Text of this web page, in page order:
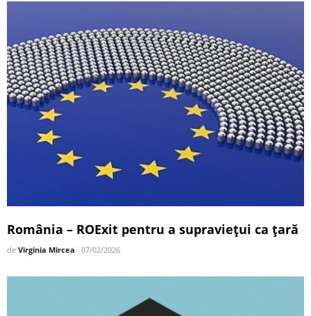
România – ROExit pentru a supraviețui ca țară
de Virginia Mircea 07/02/2026